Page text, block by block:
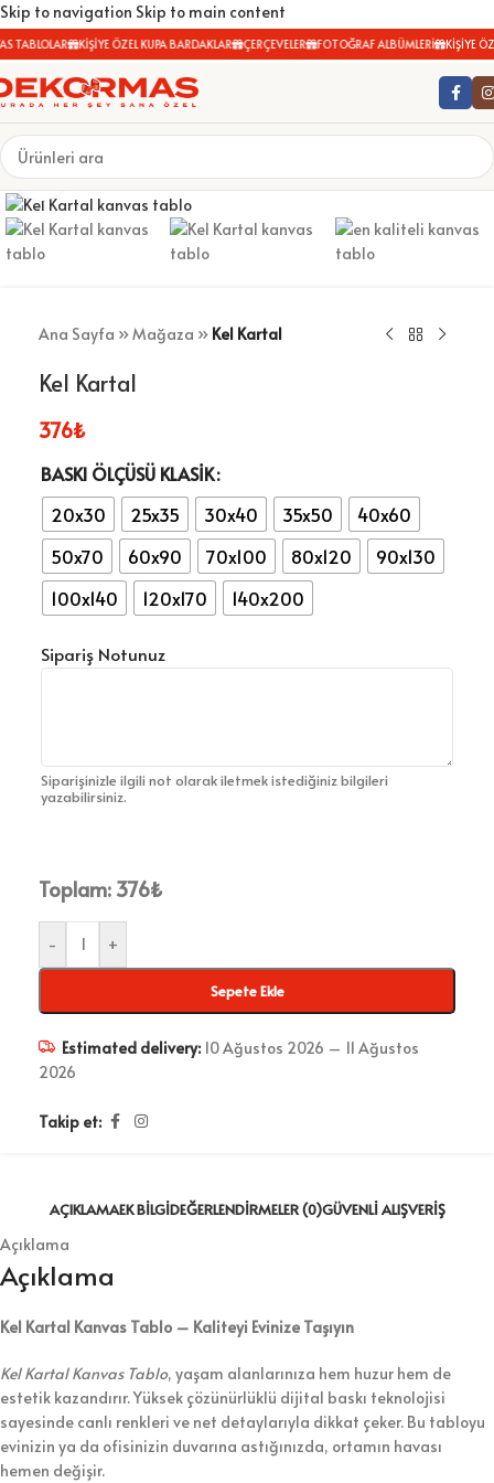
Skip to navigation Skip to main content
TABLOLAR KİŞİYE ÖZEL KUPA BARDAKLAR ÇERÇEVELER FOTOĞRAF ALBÜMLERİ KİŞİYE
Büyütmek için tıklayın
Ana Sayfa »Mağaza » Kel Kartal
Kel Kartal
376₺
BASKI ÖLÇÜSÜ KLASIK
20x30
25x35 30x40 35x50
40x60
50x70
60x90 70x100 80x120
90x130
100x140
120x170 140x200
Sipariş Notunuz
Siparişinizle ilgili not olarak iletmek istediğiniz bilgileri
yazabilirsiniz.
Toplam: 376₺
- +
Sepete Ekle
Estimated delivery: 10 Ağustos 2026 – 11 Ağustos
2026
Takip et:
AÇIKLAMAEK BILGIDEĞERLENDIRMELER (0)GÜVENLI ALIŞVERIŞ
Açıklama
Açıklama
Kel Kartal Kanvas Tablo – Kaliteyi Evinize Taşıyın
Kel Kartal Kanvas Tablo, yaşam alanlarınıza hem huzur hem de
estetik kazandırır. Yüksek çözünürlüklü dijital baskı teknolojisi
sayesinde canlı renkleri ve net detaylarıyla dikkat çeker. Bu tabloyu
evinizin ya da ofisinizin duvarına astığınızda, ortamın havası
hemen değişir.